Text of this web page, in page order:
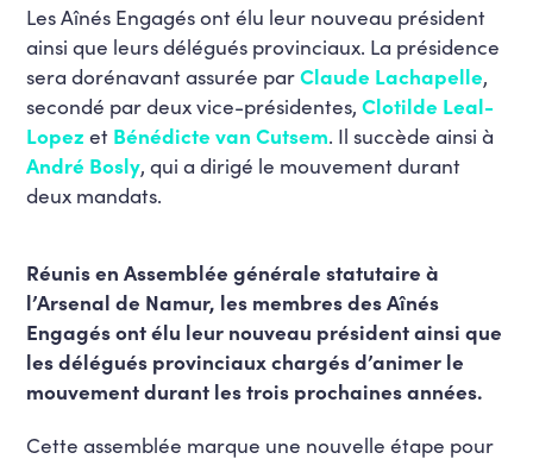
Les Aînés Engagés ont élu leur nouveau président
ainsi que leurs délégués provinciaux. La présidence
sera dorénavant assurée parClaude Lachapelle,
secondé par deux vice-présidentes,Clotilde Leal-
Lopez et Bénédicte van Cutsem. Il succède ainsi à
André Bosly, qui a dirigé le mouvement durant
deux mandats.
Réunis en Assemblée générale statutaire à
l’Arsenal de Namur, les membres des Aînés
Engagés ont élu leur nouveau président ainsi que
les délégués provinciaux chargés d’animer le
mouvement durant les trois prochaines années.
Cette assemblée marque une nouvelle étape pour